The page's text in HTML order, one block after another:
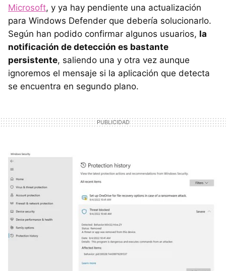
Microsoft, y ya hay pendiente una actualización
para Windows Defender que debería solucionarlo.
Según han podido confirmar algunos usuarios, la
notificación de detección es bastante
persistente, saliendo una y otra vez aunque
ignoremos el mensaje si la aplicación que detecta
se encuentra en segundo plano.